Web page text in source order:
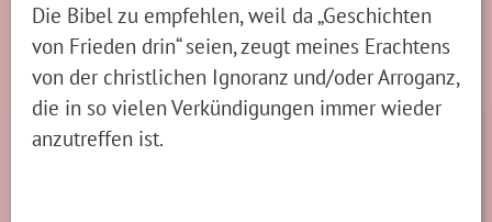
Die Bibel zu empfehlen, weil da „Geschichten
von Frieden drin“ seien, zeugt meines Erachtens
von der christlichen Ignoranz und/oder Arroganz,
die in so vielen Verkündigungen immer wieder
anzutreffen ist.